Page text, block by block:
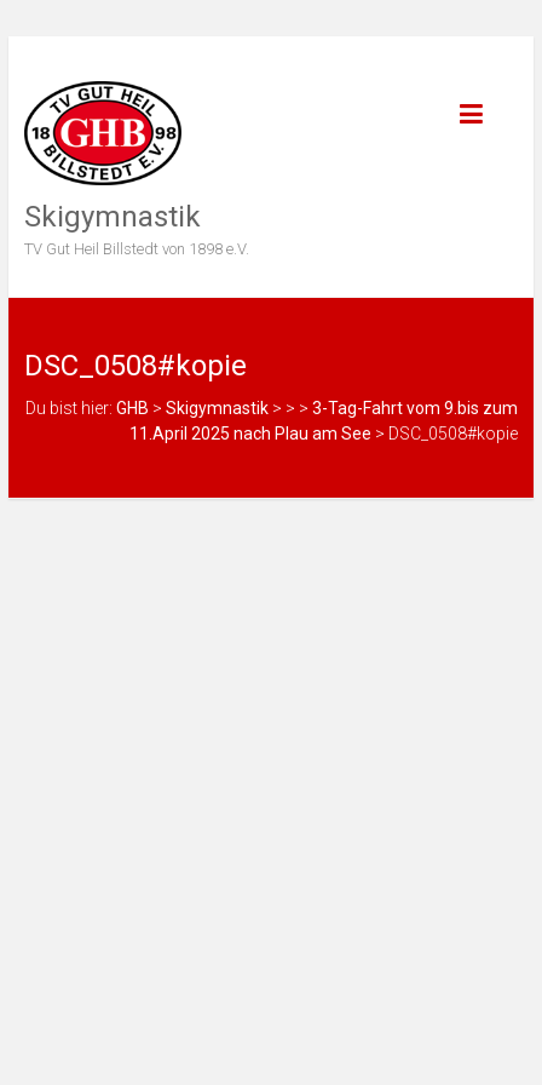
Skigymnastik
TV Gut Heil Billstedt von 1898 e.V.
DSC_0508#kopie
Du bist hier: GHB >Skigymnastik > > >3-Tag-Fahrt vom 9.bis zum
11.April 2025 nach Plau am See > DSC_0508#kopie